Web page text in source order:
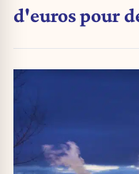
d'euros pour